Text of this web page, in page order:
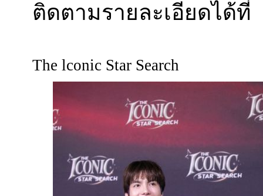
ติดตามรายละเอียดได้ที่
The lconic Star Search